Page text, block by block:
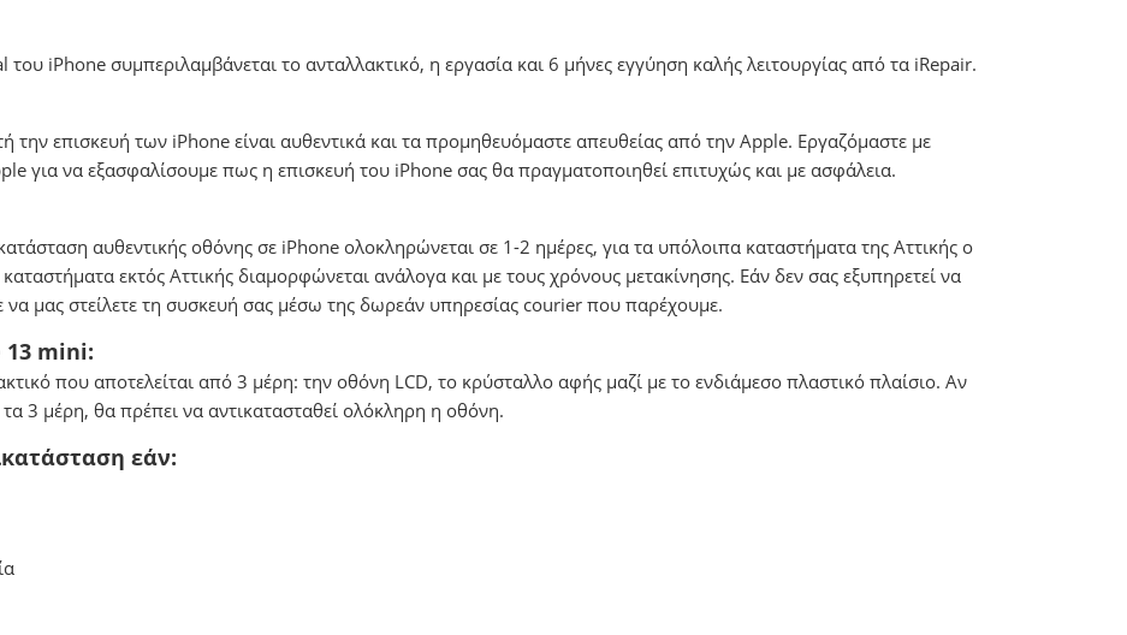
iPhone συμπεριλαμβάνεται το ανταλλακτικό, η εργασία και 6 μήνες εγγύηση καλής λειτουργίας από τα iRepair.
την επισκευή των iPhone είναι αυθεντικά και τα προμηθευόμαστε απευθείας από την Apple. Εργαζόμαστε με
για να εξασφαλίσουμε πως η επισκευή του iPhone σας θα πραγματοποιηθεί επιτυχώς και με ασφάλεια.
αυθεντικής οθόνης σε iPhone ολοκληρώνεται σε 1-2 ημέρες, για τα υπόλοιπα καταστήματα της Αττικής ο
εκτός Αττικής διαμορφώνεται ανάλογα και με τους χρόνους μετακίνησης. Εάν δεν σας εξυπηρετεί να
να μας στείλετε τη συσκευή σας μέσω της δωρεάν υπηρεσίας courier που παρέχουμε.
13 mini:
που αποτελείται από 3 μέρη: την οθόνη LCD, το κρύσταλλο αφής μαζί με το ενδιάμεσο πλαστικό πλαίσιο. Αν
3 μέρη, θα πρέπει να αντικατασταθεί ολόκληρη η οθόνη.
εάν: